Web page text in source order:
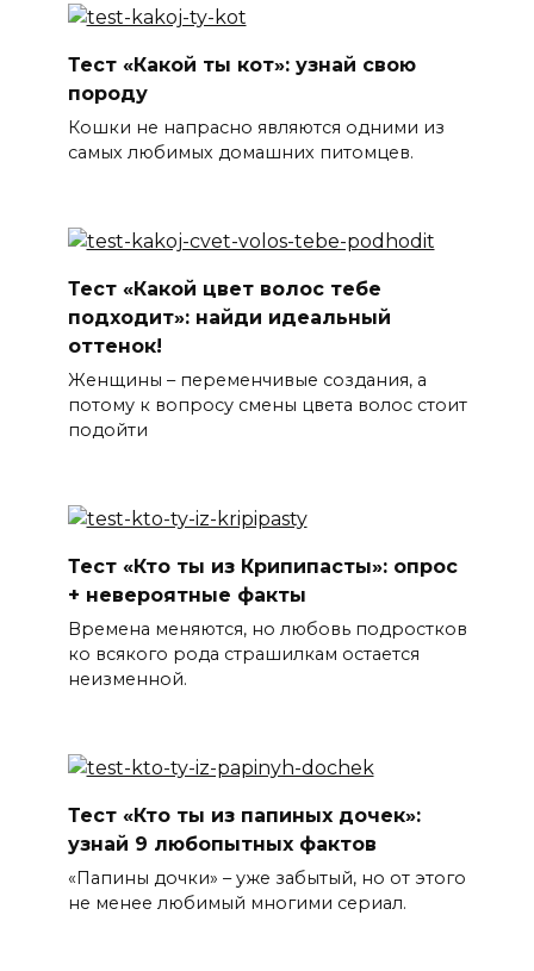
Тест «Какой ты кот»: узнай свою
породу
Кошки не напрасно являются одними из
самых любимых домашних питомцев.
Тест «Какой цвет волос тебе
подходит»: найди идеальный
оттенок!
Женщины – переменчивые создания, а
потому к вопросу смены цвета волос стоит
подойти
Тест «Кто ты из Крипипасты»: опрос
+ невероятные факты
Времена меняются, но любовь подростков
ко всякого рода страшилкам остается
неизменной.
Тест «Кто ты из папиных дочек»:
узнай 9 любопытных фактов
«Папины дочки» – уже забытый, но от этого
не менее любимый многими сериал.